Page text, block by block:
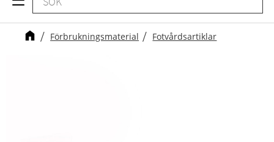
Förbrukningsmaterial Fotvårdsartiklar